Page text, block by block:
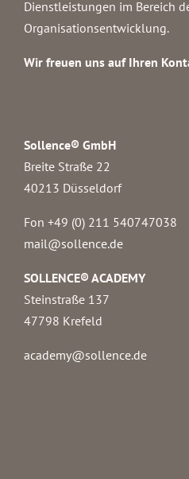
Dienstleistungen im Bereich
Organisationsentwicklung.
Wir freuen uns auf Ihren
Sollence® GmbH
Breite Straße 22
40213 Düsseldorf
Fon +49 (0) 211 540747038‬
mail@sollence.de
SOLLENCE® ACADEMY
Steinstraße 137
47798 Krefeld
academy@sollence.de